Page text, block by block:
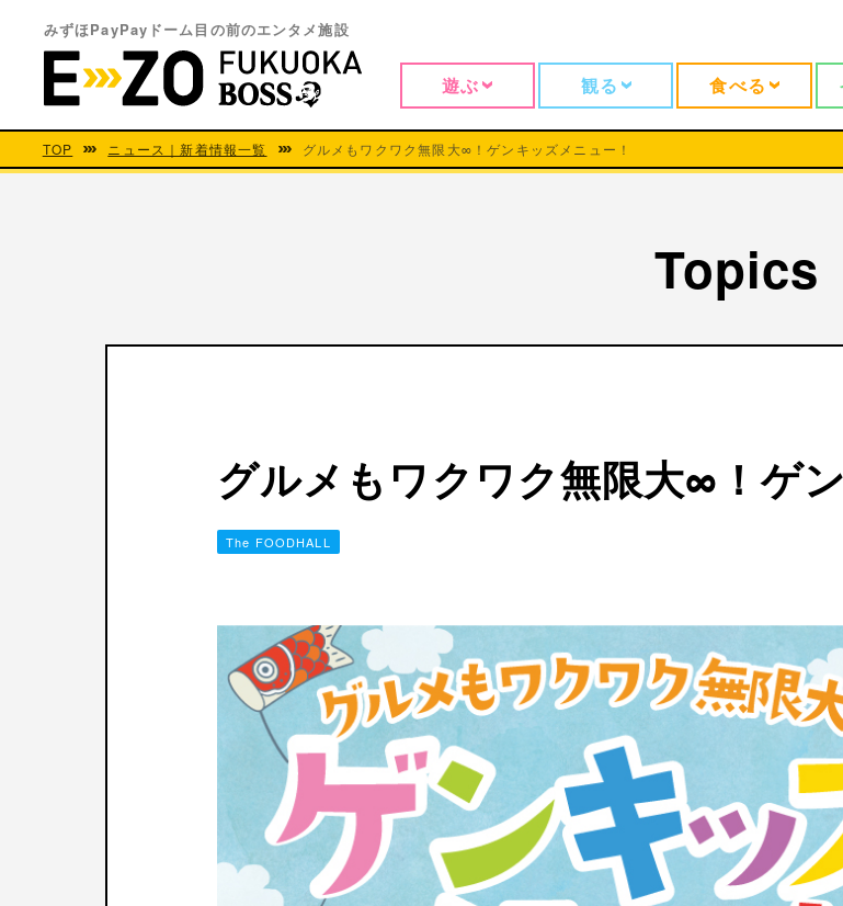
みずほPayPayドーム目の前のエンタメ施設
遊ぶ 観る 食べる
TOP ニュース｜新着情報一覧 グルメもワクワク無限大∞！ゲンキッズメニュー！
Topics
グルメもワクワク無限大∞！ゲ
The FOODHALL